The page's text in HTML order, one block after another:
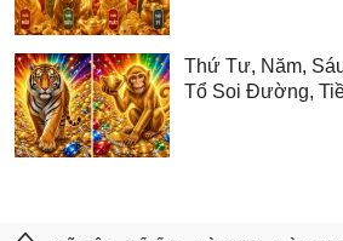
Thứ Tư, Năm,
Tổ Soi Đường,